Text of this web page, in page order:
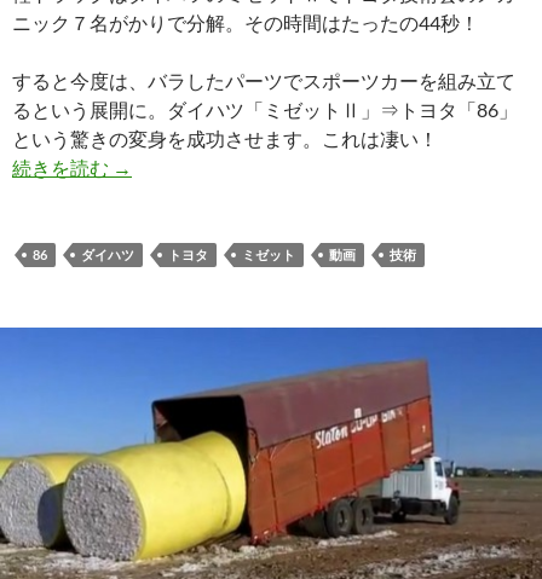
ニック７名がかりで分解。その時間はたったの44秒！
すると今度は、バラしたパーツでスポーツカーを組み立て
るという展開に。ダイハツ「ミゼットⅡ」⇒トヨタ「86」
という驚きの変身を成功させます。これは凄い！
続きを読む →
86 ダイハツ トヨタ ミゼット 動画 技術